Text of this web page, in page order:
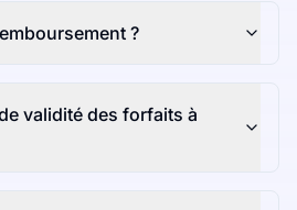
?
validité des forfaits à